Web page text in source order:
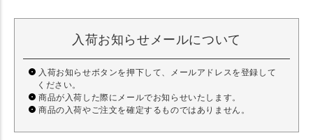
入荷お知らせメールについて
入荷お知らせボタンを押下して、メールアドレスを登録して
ください。
商品が入荷した際にメールでお知らせいたします。
商品の入荷やご注文を確定するものではありません。